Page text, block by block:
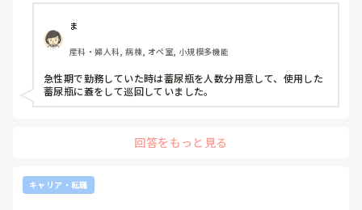
ットしワゴン下段に乗せて破棄していき最後まとめて汚物処
理室で破棄してたのでその方法はダメなのか？と疑問抱いて
ます。もちろん汚物見えないようワゴンにカバーする等対策
皆さんの病棟ではどのような方法取られてますか？
ま
産科・婦人科, 病棟, オペ室, 小規模多機能
急性期で勤務していた時は蓄尿瓶を人数分用意して、使用した
蓄尿瓶に蓋をして巡回していました。
回答をもっと見る
キャリア・転職